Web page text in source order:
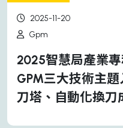
2025-11-20
Gpm
2025智慧局產業專
GPM三大技術主
刀塔、自動化換刀